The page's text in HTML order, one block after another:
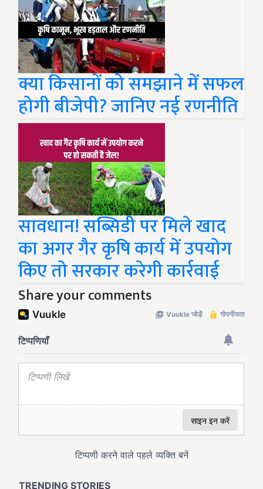
क्या किसानों को समझाने में सफल
होगी बीजेपी? जानिए नई रणनीति
सावधान! सब्सिडी पर मिले खाद
का अगर गैर कृषि कार्य में उपयोग
किए तो सरकार करेगी कार्रवाई
Share your comments